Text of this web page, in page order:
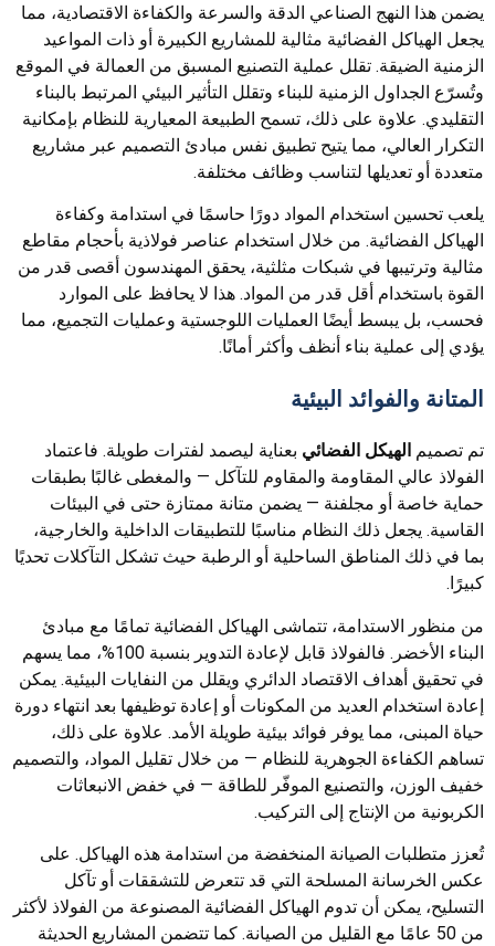
يضمن هذا النهج الصناعي الدقة والسرعة والكفاءة الاقتصادية، مما
يجعل الهياكل الفضائية مثالية للمشاريع الكبيرة أو ذات المواعيد
الزمنية الضيقة. تقلل عملية التصنيع المسبق من العمالة في الموقع
وتُسرّع الجداول الزمنية للبناء وتقلل التأثير البيئي المرتبط بالبناء
التقليدي. علاوة على ذلك، تسمح الطبيعة المعيارية للنظام بإمكانية
التكرار العالي، مما يتيح تطبيق نفس مبادئ التصميم عبر مشاريع
متعددة أو تعديلها لتناسب وظائف مختلفة.
يلعب تحسين استخدام المواد دورًا حاسمًا في استدامة وكفاءة
الهياكل الفضائية. من خلال استخدام عناصر فولاذية بأحجام مقاطع
مثالية وترتيبها في شبكات مثلثية، يحقق المهندسون أقصى قدر من
القوة باستخدام أقل قدر من المواد. هذا لا يحافظ على الموارد
فحسب، بل يبسط أيضًا العمليات اللوجستية وعمليات التجميع، مما
يؤدي إلى عملية بناء أنظف وأكثر أمانًا.
المتانة والفوائد البيئية
تم تصميم الهيكل الفضائي بعناية ليصمد لفترات طويلة. فاعتماد
الفولاذ عالي المقاومة والمقاوم للتآكل — والمغطى غالبًا بطبقات
حماية خاصة أو مجلفنة — يضمن متانة ممتازة حتى في البيئات
القاسية. يجعل ذلك النظام مناسبًا للتطبيقات الداخلية والخارجية،
بما في ذلك المناطق الساحلية أو الرطبة حيث تشكل التآكلات تحديًا
كبيرًا.
من منظور الاستدامة، تتماشى الهياكل الفضائية تمامًا مع مبادئ
البناء الأخضر. فالفولاذ قابل لإعادة التدوير بنسبة 100%، مما يسهم
في تحقيق أهداف الاقتصاد الدائري ويقلل من النفايات البيئية. يمكن
إعادة استخدام العديد من المكونات أو إعادة توظيفها بعد انتهاء دورة
حياة المبنى، مما يوفر فوائد بيئية طويلة الأمد. علاوة على ذلك،
تساهم الكفاءة الجوهرية للنظام — من خلال تقليل المواد، والتصميم
خفيف الوزن، والتصنيع الموفّر للطاقة — في خفض الانبعاثات
الكربونية من الإنتاج إلى التركيب.
تُعزز متطلبات الصيانة المنخفضة من استدامة هذه الهياكل. على
عكس الخرسانة المسلحة التي قد تتعرض للتشققات أو تآكل
التسليح، يمكن أن تدوم الهياكل الفضائية المصنوعة من الفولاذ لأكثر
من 50 عامًا مع القليل من الصيانة. كما تتضمن المشاريع الحديثة